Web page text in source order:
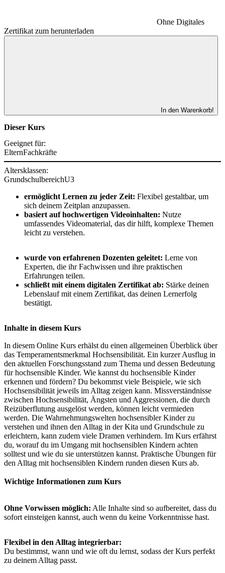
Ohne Digitales
Zertifikat zum herunterladen
In den Warenkorb!
Dieser Kurs
Geeignet für:
ElternFachkräfte
Altersklassen:
GrundschulbereichU3
ermöglicht Lernen zu jeder Zeit: Flexibel gestaltbar, um
sich deinem Zeitplan anzupassen.
basiert auf hochwertigen Videoinhalten: Nutze
umfassendes Videomaterial, das dir hilft, komplexe Themen
leicht zu verstehen.
wurde von erfahrenen Dozenten geleitet: Lerne von
Experten, die ihr Fachwissen und ihre praktischen
Erfahrungen teilen.
schließt mit einem digitalen Zertifikat ab: Stärke deinen
Lebenslauf mit einem Zertifikat, das deinen Lernerfolg
bestätigt.
Inhalte in diesem Kurs
In diesem Online Kurs erhälst du einen allgemeinen Überblick über
das Temperamentsmerkmal Hochsensibilität. Ein kurzer Ausflug in
den aktuellen Forschungsstand zum Thema und dessen Bedeutung
für hochsensible Kinder. Wie kannst du hochsensible Kinder
erkennen und fördern? Du bekommst viele Beispiele, wie sich
Hochsensibilität jeweils im Alltag zeigen kann. Missverständnisse
zwischen Hochsensibilität, Ängsten und Aggressionen, die durch
Reizüberflutung ausgelöst werden, können leicht vermieden
werden. Die Wahrnehmungswelten hochsensibler Kinder zu
verstehen und ihnen den Alltag in der Kita und Grundschule zu
erleichtern, kann zudem viele Dramen verhindern. Im Kurs erfährst
du, worauf du im Umgang mit hochsensiblen Kindern achten
solltest und wie du sie unterstützen kannst. Praktische Übungen für
den Alltag mit hochsensiblen Kindern runden diesen Kurs ab.
Wichtige Informationen zum Kurs
Ohne Vorwissen möglich: Alle Inhalte sind so aufbereitet, dass du
sofort einsteigen kannst, auch wenn du keine Vorkenntnisse hast.
Flexibel in den Alltag integrierbar:
Du bestimmst, wann und wie oft du lernst, sodass der Kurs perfekt
zu deinem Alltag passt.